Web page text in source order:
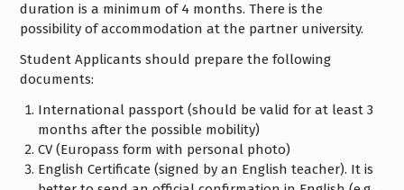
duration is a minimum of 4 months. There is the
possibility of accommodation at the partner university.
Student Applicants should prepare the following
documents:
International passport (should be valid for at least 3
months after the possible mobility)
CV (Europass form with personal photo)
English Certificate (signed by an English teacher). It is